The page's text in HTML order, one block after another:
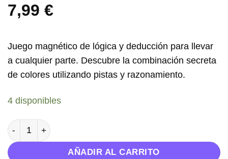
7,99 €
Juego magnético de lógica y deducción para llevar
a cualquier parte. Descubre la combinación secreta
de colores utilizando pistas y razonamiento.
4 disponibles
Juego Magnetico TO GO - Código Cromático +6 cantidad
AÑADIR AL CARRITO